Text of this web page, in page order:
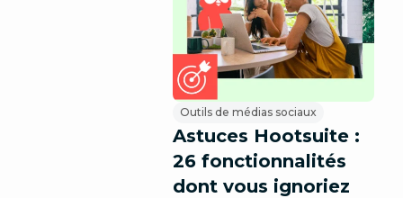
Outils de médias sociaux
Astuces Hootsuite :
26 fonctionnalités
dont vous ignoriez